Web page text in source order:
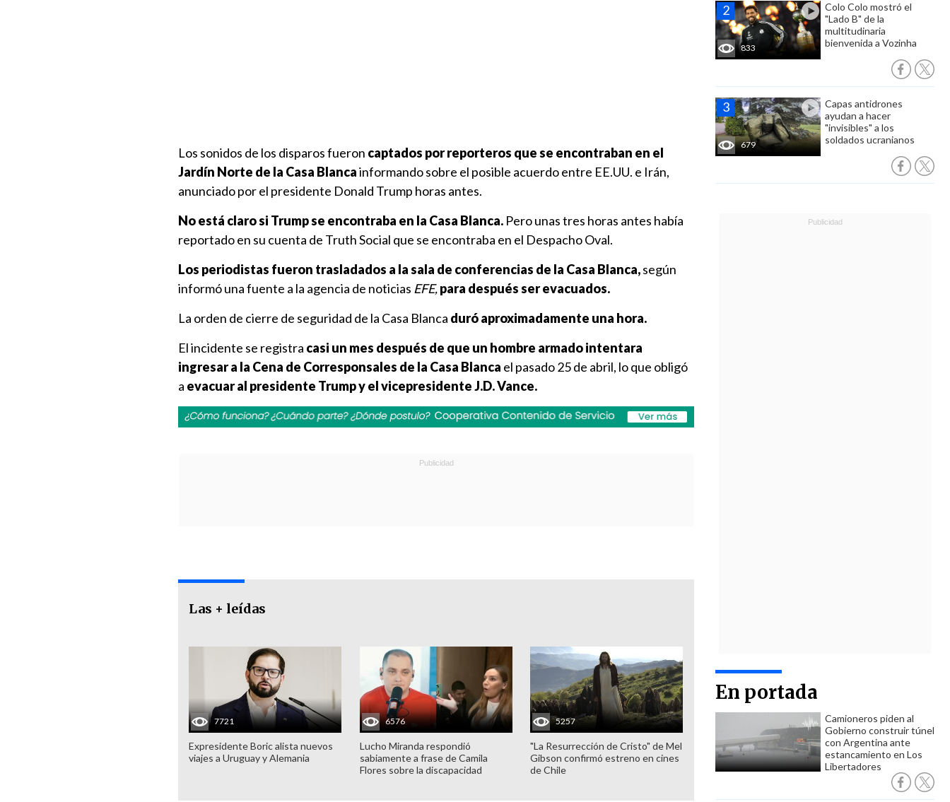
833
Colo Colo mostró el
"Lado B" de la
multitudinaria
bienvenida a Vozinha
679
Capas antidrones
ayudan a hacer
"invisibles" a los
soldados ucranianos
En portada
Camioneros piden al
Gobierno construir túnel
con Argentina ante
estancamiento en Los
Libertadores
Los sonidos de los disparos fueron captados por reporteros que se encontraban en el
Jardín Norte de la Casa Blancainformando sobre el posible acuerdo entre EE.UU. e Irán,
anunciado por el presidente Donald Trump horas antes.
No está claro si Trump se encontraba en la Casa Blanca. Pero unas tres horas antes había
reportado en su cuenta de Truth Social que se encontraba en el Despacho Oval.
Los periodistas fueron trasladados a la sala de conferencias de la Casa Blanca,según
informó una fuente a la agencia de noticias EFE,para después ser evacuados.
La orden de cierre de seguridad de la Casa Blanca duró aproximadamente una hora.
El incidente se registra casi un mes después de que un hombre armado intentara
ingresar a la Cena de Corresponsales de la Casa Blanca el pasado 25 de abril, lo que obligó
a evacuar al presidente Trump y el vicepresidente J.D. Vance.
Las + leídas
7721
Expresidente Boric alista nuevos
viajes a Uruguay y Alemania
6576
Lucho Miranda respondió
sabiamente a frase de Camila
Flores sobre la discapacidad
5257
"La Resurrección de Cristo" de Mel
Gibson confirmó estreno en cines
de Chile